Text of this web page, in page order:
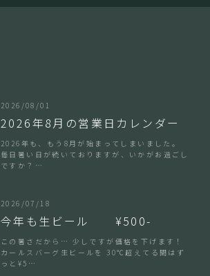
2026/08/01
2026年8月の営業日カレンダー
2026年も、もう8月が始まってしまいました。
毎日暑い日が続いておりますが、いかがお過ごし
ですか？…
2026/07/18
今年も生ビール ¥500-
この暑さだから… 少しですが価格を下げます！
カールスバーグ生ビールを 30℃超えてる間はず
っと¥5…